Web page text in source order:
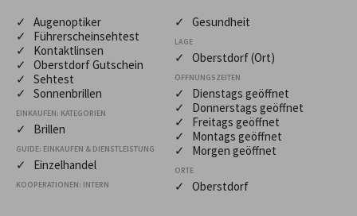
✓ Augenoptiker
✓ Führerscheinsehtest
✓ Kontaktlinsen
✓ Oberstdorf Gutschein
✓ Sehtest
✓ Sonnenbrillen
EINKAUFEN: KATEGORIEN
✓ Brillen
GUIDE: EINKAUFEN & DIENSTLEISTUNG
✓ Einzelhandel
KOOPERATIONEN: INTERN
✓ Gesundheit
LAGE
✓ Oberstdorf (Ort)
ÖFFNUNGSZEITEN
✓ Dienstags geöffnet
✓ Donnerstags geöffnet
✓ Freitags geöffnet
✓ Montags geöffnet
✓ Morgen geöffnet
ORTE
✓ Oberstdorf